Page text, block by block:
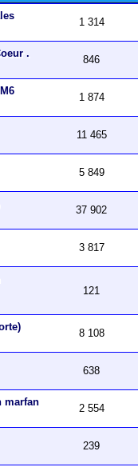
1 314
. 846
1 874
11 465
5 849
37 902
3 817
121
8 108
638
marfan 2 554
239